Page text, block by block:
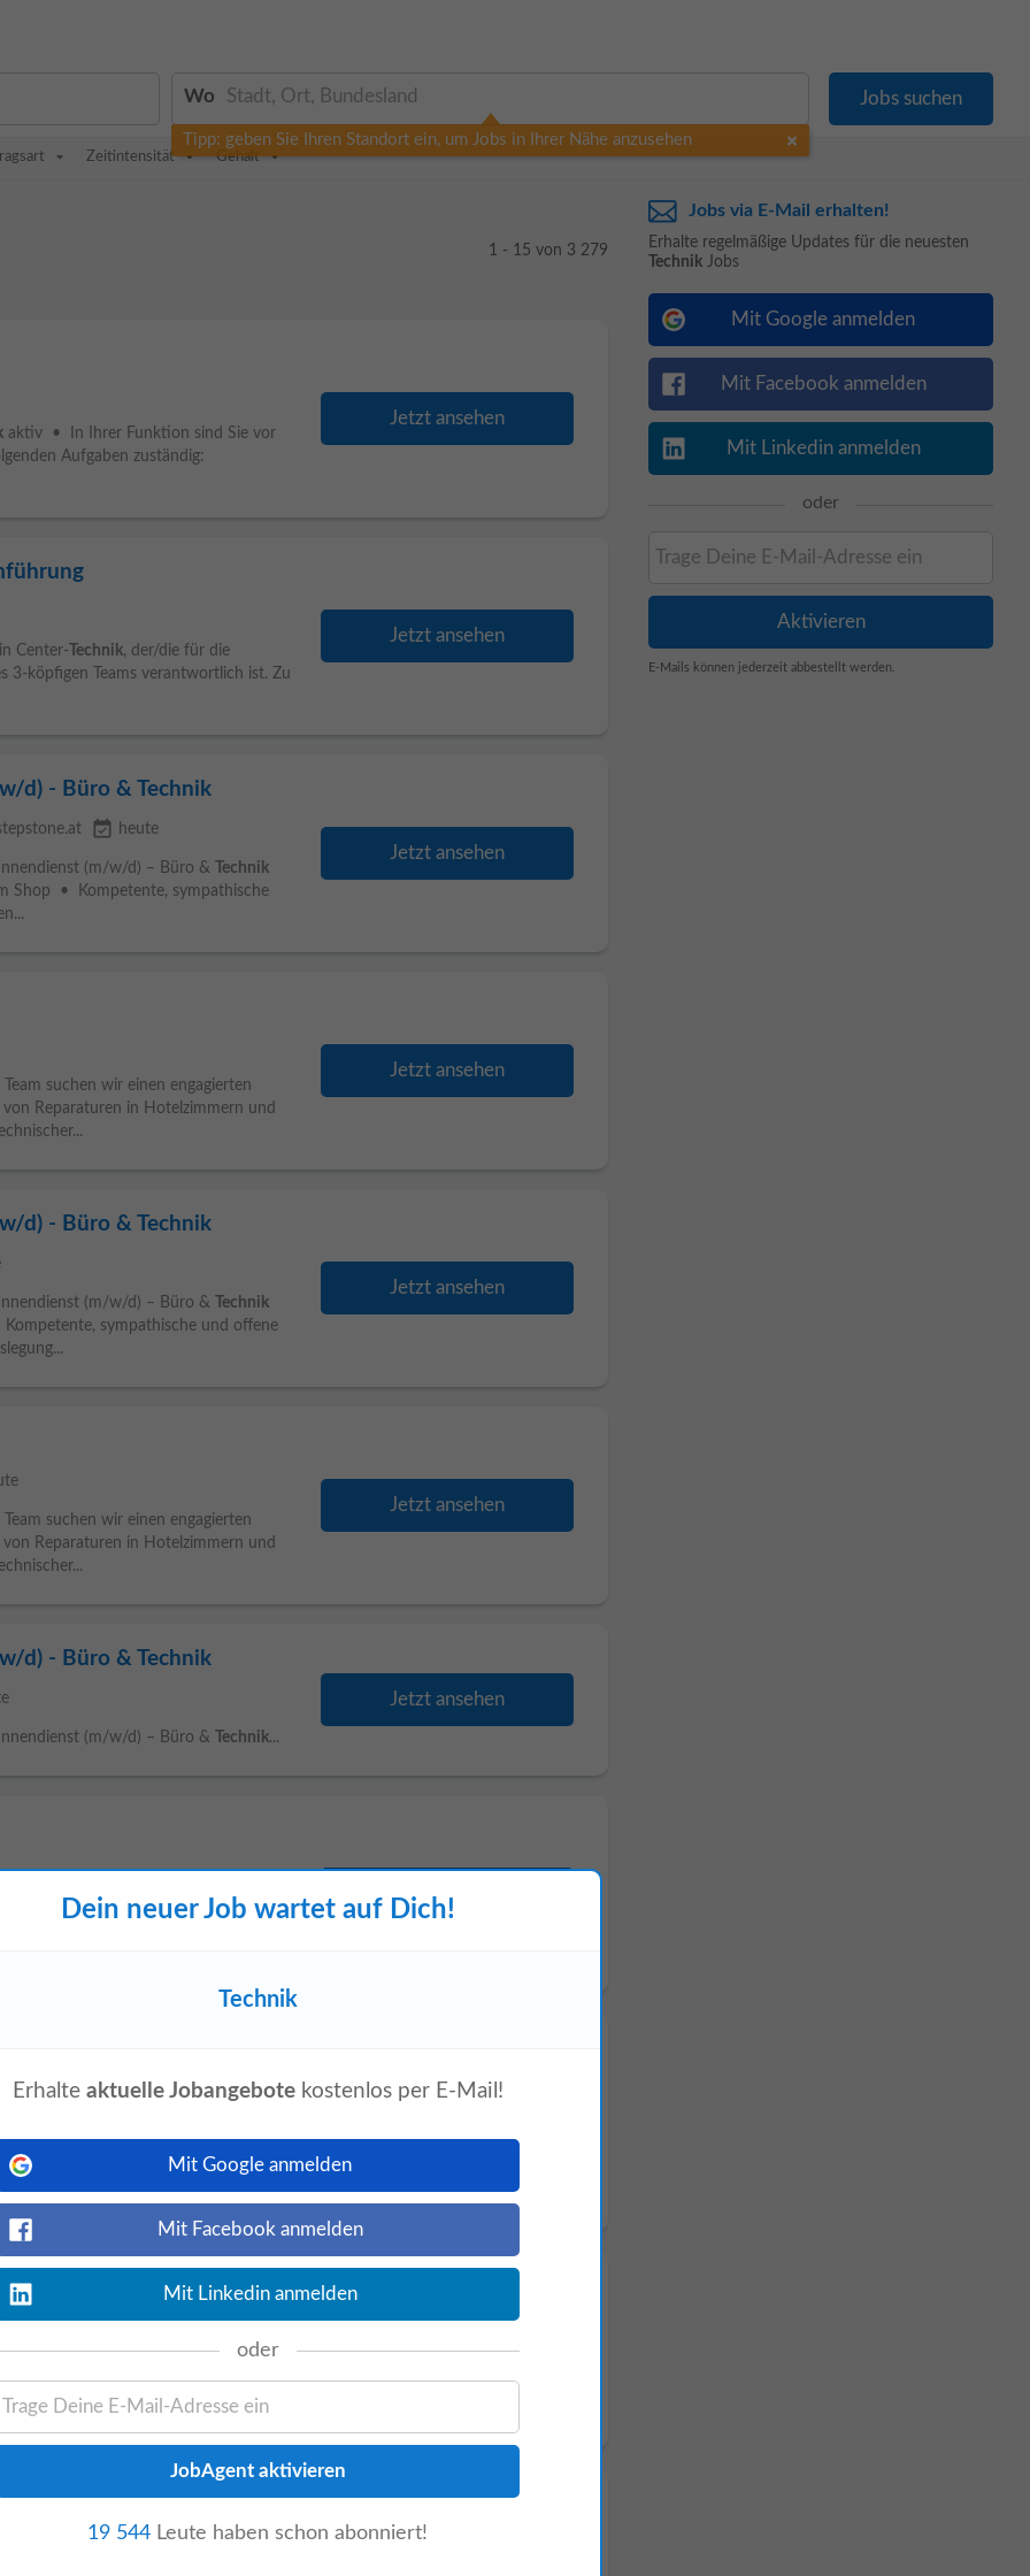
Wo
Tipp: geben Sie Ihren Standort ein, um Jobs in Ihrer Nähe anzusehen
Zeitintensität Gehalt
1 - 15 von 3 279
aktiv • In Ihrer Funktion sind Sie vor
Aufgaben zuständig:
Jetzt ansehen
Center- Technik, der/die für die
3-köpfigen Teams verantwortlich ist. Zu
Jetzt ansehen
d) - Büro & Technik
event_available heute
(m/w/d) – Büro &
Technik
Shop • Kompetente, sympathische
Jetzt ansehen
suchen wir einen engagierten
Reparaturen in Hotelzimmern und
Jetzt ansehen
d) - Büro & Technik
(m/w/d) – Büro &
Technik
sympathische und offene
Jetzt ansehen
suchen wir einen engagierten
Reparaturen in Hotelzimmern und
Jetzt ansehen
d) - Büro & Technik
(m/w/d) – Büro & Technik...
Jetzt ansehen
suchen wir einen engagierten
Reparaturen in Hotelzimmern und
Jetzt ansehen
und Gebäudemanagement. Sie
Hermagor-Pressegger See...
d) - Büro & Technik
und Betreuung Canon Drucklösungen
baldigen Eintritt in Vollzeit eine/n
Jetzt ansehen
Österreich
3 Tage alt
Jobs via E-Mail erhalten!
Erhalte regelmäßige Updates für die neuesten
Technik Jobs
Mit Google anmelden
Mit Facebook anmelden
Mit Linkedin anmelden
oder
E-Mails können jederzeit abbestellt werden.
Dein neuer Job wartet auf Dich!
Technik
Erhalte aktuelle Jobangebotekostenlos per E-Mail!
Mit Google anmelden
Mit Facebook anmelden
Mit Linkedin anmelden
oder
19 544 Leute haben schon abonniert!